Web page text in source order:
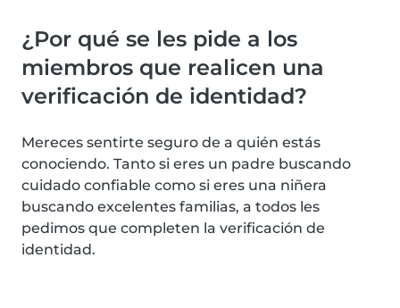
¿Por qué se les pide a los
miembros que realicen una
verificación de identidad?
Mereces sentirte seguro de a quién estás
conociendo. Tanto si eres un padre buscando
cuidado confiable como si eres una niñera
buscando excelentes familias, a todos les
pedimos que completen la verificación de
identidad.